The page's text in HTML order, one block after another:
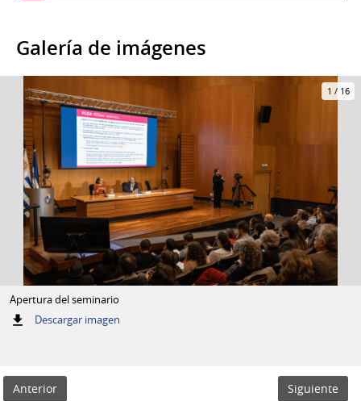
Galería de imágenes
1 / 16
Apertura del seminario
Descargar imagen:
Anterior
Siguiente